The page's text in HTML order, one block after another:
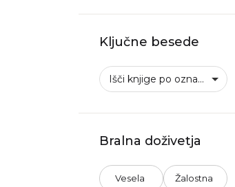
Ključne besede
Išči knjige po oznakah
Bralna doživetja
Vesela Žalostna